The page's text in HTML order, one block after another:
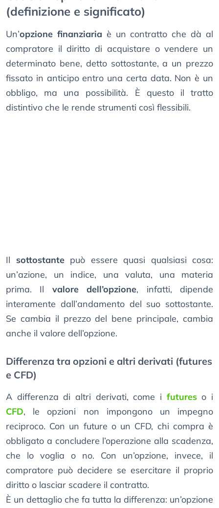
(definizione e significato)
Un’opzione finanziaria è un contratto che dà al
compratore il diritto di acquistare o vendere un
determinato bene, detto sottostante, a un prezzo
fissato in anticipo entro una certa data. Non è un
obbligo, ma una possibilità. È questo il tratto
distintivo che le rende strumenti così flessibili.
Il sottostantepuò essere quasi qualsiasi cosa:
un’azione, un indice, una valuta, una materia
prima. Il valore dell’opzione, infatti, dipende
interamente dall’andamento del suo sottostante.
Se cambia il prezzo del bene principale, cambia
anche il valore dell’opzione.
Differenza tra opzioni e altri derivati (futures
e CFD)
A differenza di altri derivati, come i futureso i
CFD, le opzioni non impongono un impegno
reciproco. Con un future o un CFD, chi compra è
obbligato a concludere l’operazione alla scadenza,
che lo voglia o no. Con un’opzione, invece, il
compratore può decidere se esercitare il proprio
diritto o lasciar scadere il contratto.
È un dettaglio che fa tutta la differenza: un’opzione